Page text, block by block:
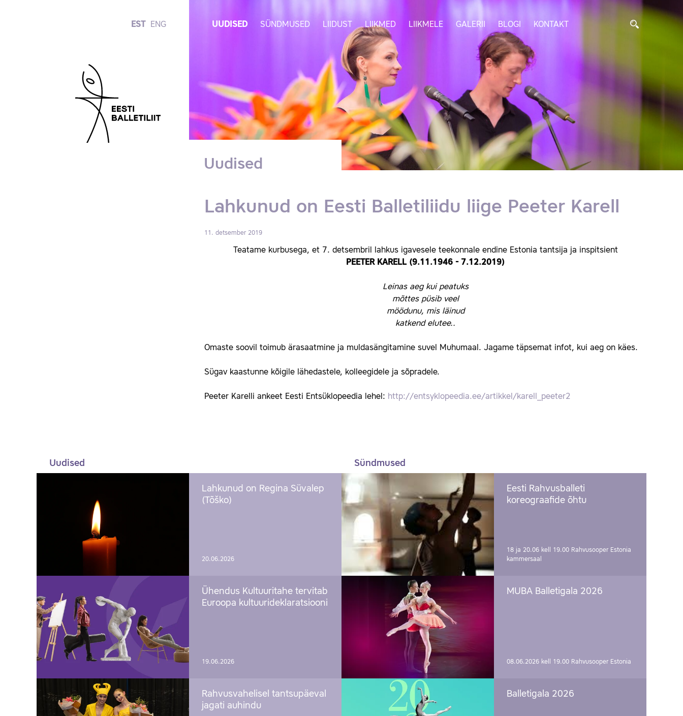
EST ENG UUDISED SÜNDMUSED LIIDUST LIIKMED LIIKMELE GALERII BLOGI KONTAKT
Uudised
Lahkunud on Eesti Balletiliidu liige Peeter Karell
11. detsember 2019
Teatame kurbusega, et 7. detsembril lahkus igavesele teekonnale endine Estonia tantsija ja inspitsient
PEETER KARELL (9.11.1946 - 7.12.2019)
Leinas aeg kui peatuks
mõttes püsib veel
möödunu, mis läinud
katkend elutee..
Omaste soovil toimub ärasaatmine ja muldasängitamine suvel Muhumaal. Jagame täpsemat infot, kui aeg on käes.
Sügav kaastunne kõigile lähedastele, kolleegidele ja sõpradele.
Peeter Karelli ankeet Eesti Entsüklopeedia lehel: http://entsyklopeedia.ee/artikkel/karell_peeter2
Uudised
Lahkunud on Regina Süvalep
(Tõško)
20.06.2026
Ühendus Kultuuritahe tervitab
Euroopa kultuurideklaratsiooni
19.06.2026
Rahvusvahelisel tantsupäeval
jagati auhindu
Sündmused
Eesti Rahvusballeti
koreograafide õhtu
18 ja 20.06 kell 19.00 Rahvusooper Estonia
kammersaal
MUBA Balletigala 2026
08.06.2026 kell 19.00 Rahvusooper Estonia
Balletigala 2026